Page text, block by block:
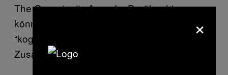
The Opportunity Agenda. Darüber hinaus
könnten sie auch Stress verursachen und
“kognitive Ressourcen in manchen
Zusammenhängen aufzehren.”
×